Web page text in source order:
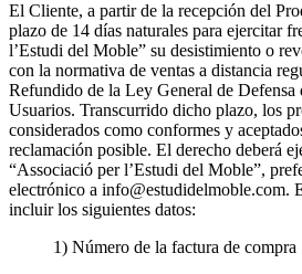
El Cliente, a partir de la recepción del
plazo de 14 días naturales para ejercitar
l’Estudi del Moble” su desistimiento o
con la normativa de ventas a distancia
Refundido de la Ley General de Defensa
Usuarios. Transcurrido dicho plazo, los
considerados como conformes y
reclamación posible. El derecho deberá
“Associació per l’Estudi del Moble”,
electrónico a info@estudidelmoble.com.
incluir los siguientes datos:
1) Número de la factura de compra